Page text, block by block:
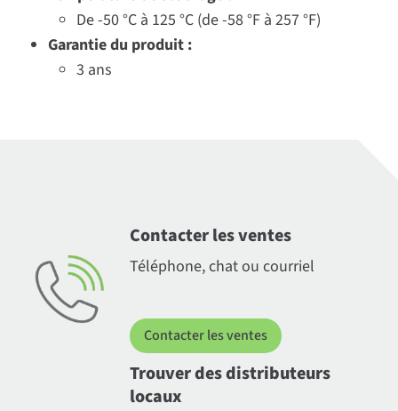
De -50 °C à 125 °C (de -58 °F à 257 °F)
Garantie du produit :
3 ans
Contacter les ventes
Téléphone, chat ou courriel
Contacter les ventes
Trouver des distributeurs
locaux